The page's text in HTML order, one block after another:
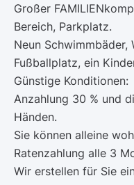
Großer
Bereich, Parkplatz.
Neun Schwimmbäder,
Fußballplatz, ein
Günstige Konditionen:
Anzahlung 30 % und
Händen.
Sie können alleine
Ratenzahlung alle 3
Wir erstellen für Sie